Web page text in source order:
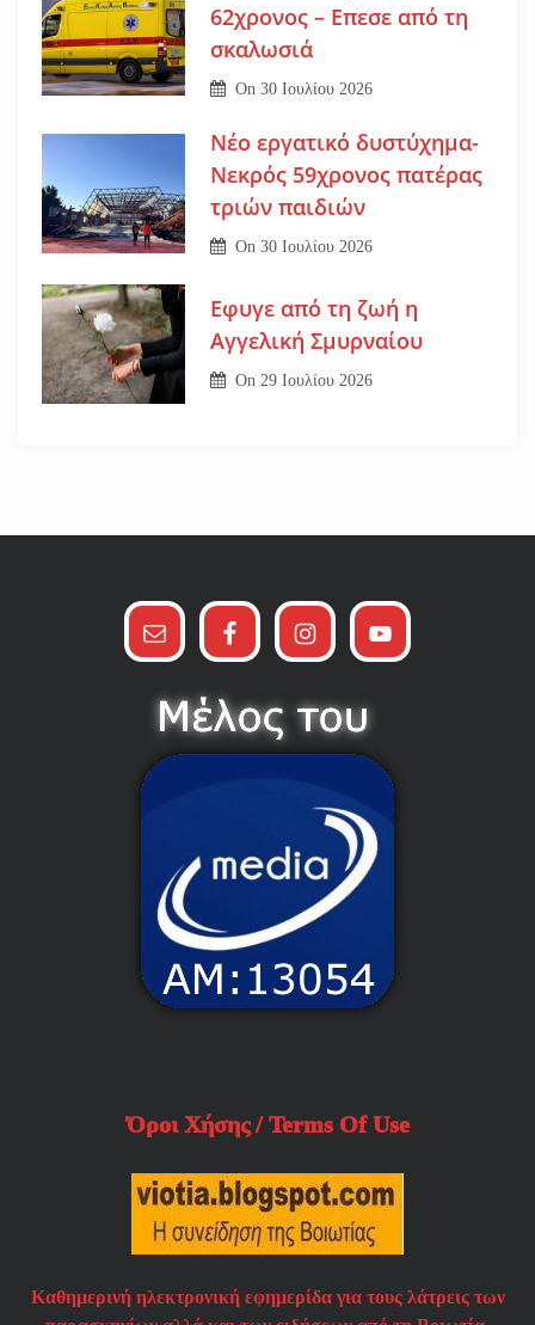
62χρονος – Επεσε από τη
σκαλωσιά
On30 Ιουλίου 2026
Νέο εργατικό δυστύχημα-
Νεκρός 59χρονος πατέρας
τριών παιδιών
On30 Ιουλίου 2026
Εφυγε από τη ζωή η
Αγγελική Σμυρναίου
On29 Ιουλίου 2026
Όροι Χήσης / Terms Of Use
Καθημερινή ηλεκτρονική εφημερίδα για τους λάτρεις των